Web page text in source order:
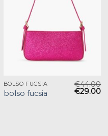
BOLSO FUCSIA
bolso fucsia
€44.00
€29.00